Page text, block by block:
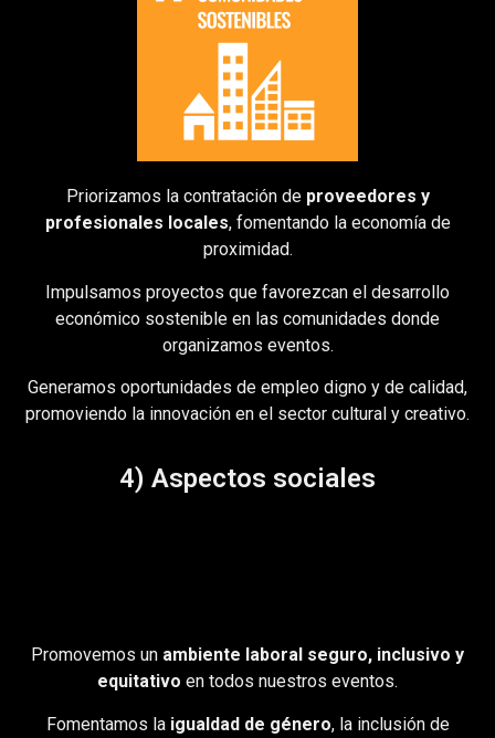
Priorizamos la contratación de proveedores y
profesionales locales, fomentando la economía de
proximidad.
Impulsamos proyectos que favorezcan el desarrollo
económico sostenible en las comunidades donde
organizamos eventos.
Generamos oportunidades de empleo digno y de calidad,
promoviendo la innovación en el sector cultural y creativo.
4) Aspectos sociales
Promovemos un ambiente laboral seguro, inclusivo y
equitativo en todos nuestros eventos.
Fomentamos la igualdad de género, la inclusión de